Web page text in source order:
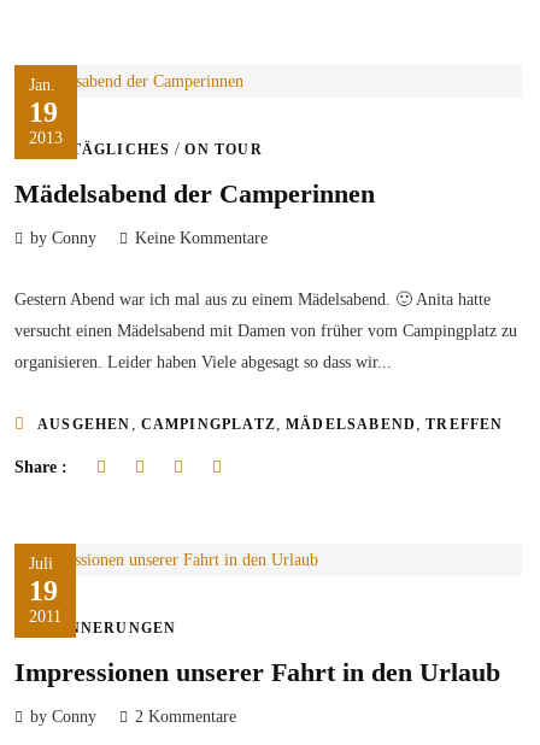
Jan.
19
2013
ALLTÄGLICHES /ON TOUR
Mädelsabend der Camperinnen
by Conny Keine Kommentare
Gestern Abend war ich mal aus zu einem Mädelsabend. 🙂 Anita hatte
versucht einen Mädelsabend mit Damen von früher vom Campingplatz zu
organisieren. Leider haben Viele abgesagt so dass wir...
AUSGEHEN , CAMPINGPLATZ,MÄDELSABEND ,TREFFEN
Share :
Juli
19
2011
ERINNERUNGEN
Impressionen unserer Fahrt in den Urlaub
by Conny 2 Kommentare